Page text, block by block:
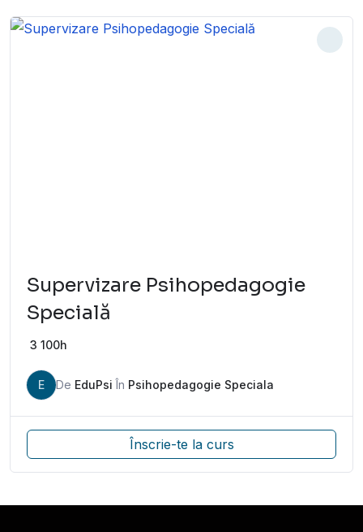
Supervizare Psihopedagogie
Specială
3 100h
E De EduPsi În Psihopedagogie Speciala
Înscrie-te la curs